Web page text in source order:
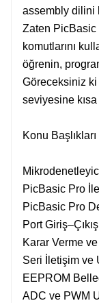
assembly dilini
Zaten
komutlarını
öğrenin,
Göreceksiniz ki
seviyesine
Konu Başlıkları
PicBasic Pro
PicBasic Pro
Port
Karar Verme
Seri İletişim ve
EEPROM
ADC ve PWM